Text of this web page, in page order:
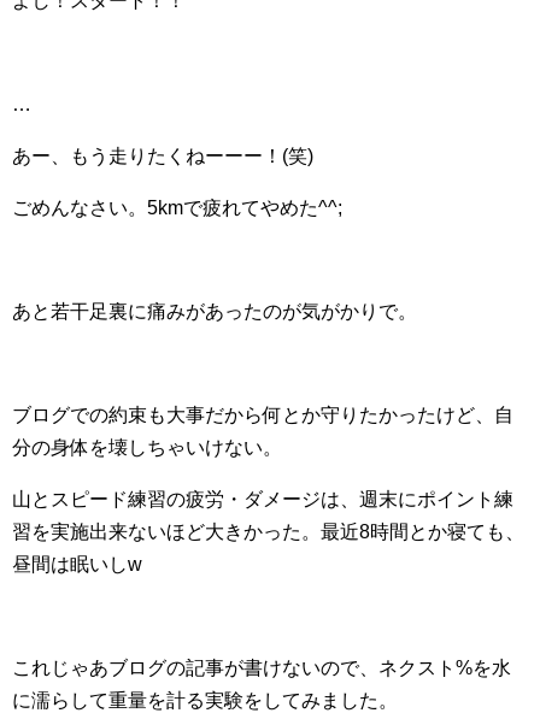
…
あー、もう走りたくねーーー！(笑)
ごめんなさい。5kmで疲れてやめた^^;
あと若干足裏に痛みがあったのが気がかりで。
ブログでの約束も大事だから何とか守りたかったけど、自
分の身体を壊しちゃいけない。
山とスピード練習の疲労・ダメージは、週末にポイント練
習を実施出来ないほど大きかった。最近8時間とか寝ても、
昼間は眠いしw
これじゃあブログの記事が書けないので、ネクスト%を水
に濡らして重量を計る実験をしてみました。